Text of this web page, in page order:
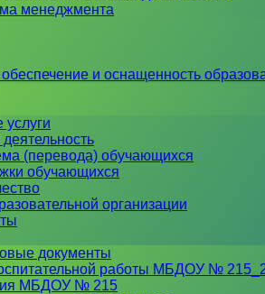
менеджмента
и оснащенность
(перевода) обучающихся
обучающихся
организации
документы
работы МБДОУ №
МБДОУ № 215